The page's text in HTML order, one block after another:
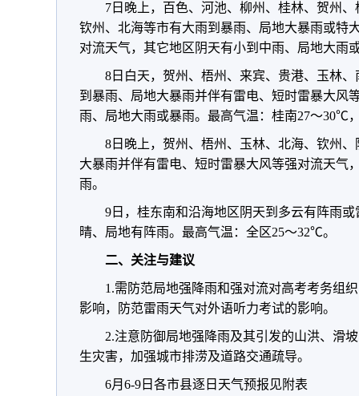
7日晚上，百色、河池、柳州、桂林、贺州
钦州、北海等市有大雨到暴雨、局地大暴雨或特
对流天气，其它地区阴天有小到中雨、局地大雨
8日白天，贺州、梧州、来宾、贵港、玉林
到暴雨、局地大暴雨并伴有雷电、短时雷暴大风
雨、局地大雨或暴雨。最高气温：桂南27～30℃
8日晚上，贺州、梧州、玉林、北海、钦州
大暴雨并伴有雷电、短时雷暴大风等强对流天气
雨。
9日，桂东南和沿海地区阴天到多云有阵雨
晴、局地有阵雨。最高气温：全区25～32℃。
二、关注与建议
1.需防范局地强降雨和强对流对高考考务组
影响，防范雷雨天气对外语听力考试的影响。
2.注意防御局地强降雨及其引发的山洪、滑
生灾害，加强城市排涝及道路交通疏导。
6月6-9日各市县逐日天气预报见附表